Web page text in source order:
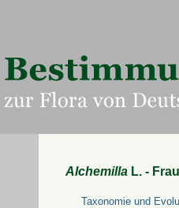
Alchemilla L. -
Taxonomie und